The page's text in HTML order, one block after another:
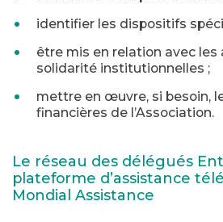
identifier les dispositifs
être mis en relation avec les
solidarité institutionnelles ;
mettre en œuvre, si besoin,
financières de l’Association.
Le réseau des délégués
plateforme d’assistance
Mondial Assistance